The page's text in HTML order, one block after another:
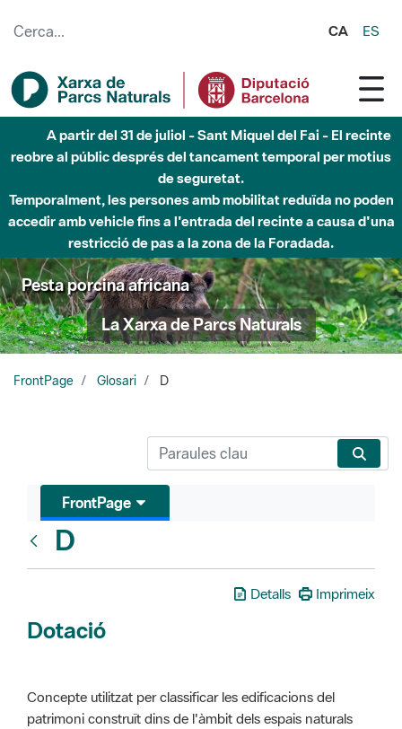
CA ES
A partir del 31 de juliol - Sant Miquel del Fai - El recinte
reobre al públic després del tancament temporal per motius
de seguretat.
Temporalment, les persones amb mobilitat reduïda no poden
accedir amb vehicle fins a l'entrada del recinte a causa d'una
restricció de pas a la zona de la Foradada.
Pesta porcina africana
La Xarxa de Parcs Naturals
FrontPage Glosari D
FrontPage
D
Detalls Imprimeix
Dotació
Concepte utilitzat per classificar les edificacions del
patrimoni construït dins de l'àmbit dels espais naturals